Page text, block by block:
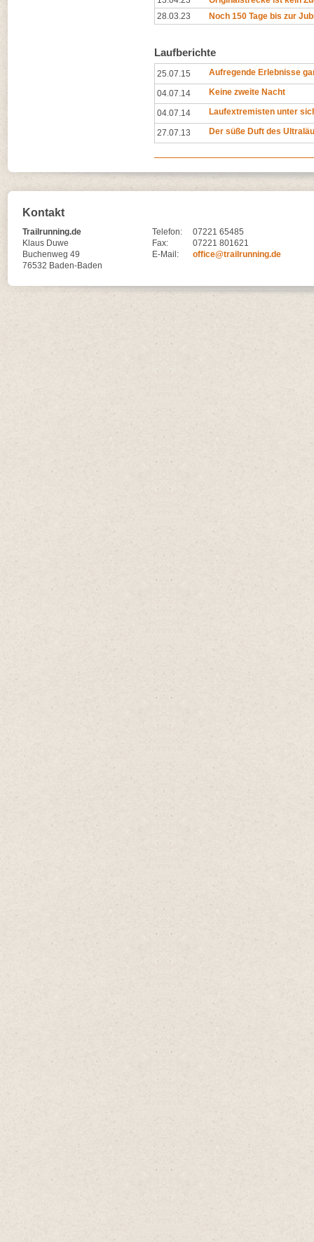
28.03.23
Noch 150 Tage bis zur
Laufberichte
25.07.15 Aufregende Erlebnisse
04.07.14 Keine zweite Nacht
04.07.14 Laufextremisten unter
27.07.13 Der süße Duft des
Kontakt
Trailrunning.de
Klaus Duwe
Buchenweg 49
76532 Baden-Baden
Telefon:
07221 65485
Fax:
07221 801621
E-Mail:
office@trailrunning.de